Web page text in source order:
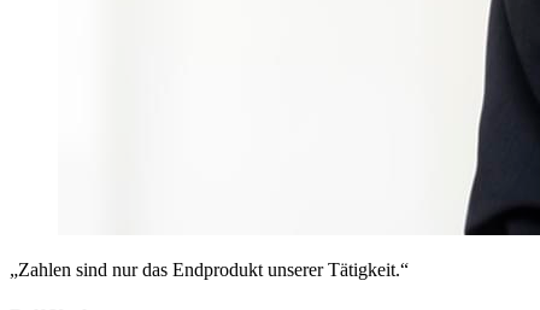
„Zahlen sind nur das Endprodukt unserer Tätigkeit.“